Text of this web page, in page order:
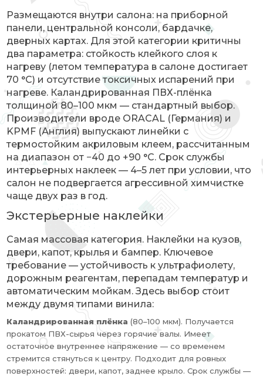
Размещаются внутри салона: на приборной
панели, центральной консоли, бардачке,
дверных картах. Для этой категории критичны
два параметра: стойкость клейкого слоя к
нагреву (летом температура в салоне достигает
70 °C) и отсутствие токсичных испарений при
нагреве. Каландрированная ПВХ-плёнка
толщиной 80–100 мкм — стандартный выбор.
Производители вроде ORACAL (Германия) и
KPMF (Англия) выпускают линейки с
термостойким акриловым клеем, рассчитанным
на диапазон от −40 до +90 °C. Срок службы
интерьерных наклеек — 4–5 лет при условии, что
салон не подвергается агрессивной химчистке
чаще двух раз в год.
Экстерьерные наклейки
Самая массовая категория. Наклейки на кузов,
двери, капот, крылья и бампер. Ключевое
требование — устойчивость к ультрафиолету,
дорожным реагентам, перепадам температур и
автоматическим мойкам. Здесь выбор стоит
между двумя типами винила:
Каландрированная плёнка (80–100 мкм). Получается
прокатом ПВХ-сырья через горячие валы. Имеет
остаточное внутреннее напряжение — со временем
стремится стянуться к центру. Подходит для ровных
поверхностей: двери, капот, заднее крыло. Срок службы —